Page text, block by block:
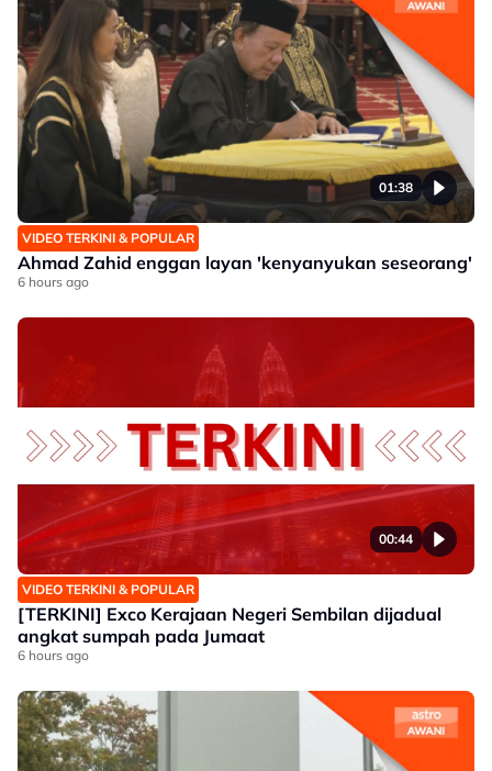
01:38
VIDEO TERKINI & POPULAR
Ahmad Zahid enggan layan 'kenyanyukan seseorang'
6 hours ago
00:44
VIDEO TERKINI & POPULAR
[TERKINI] Exco Kerajaan Negeri Sembilan dijadual
angkat sumpah pada Jumaat
6 hours ago